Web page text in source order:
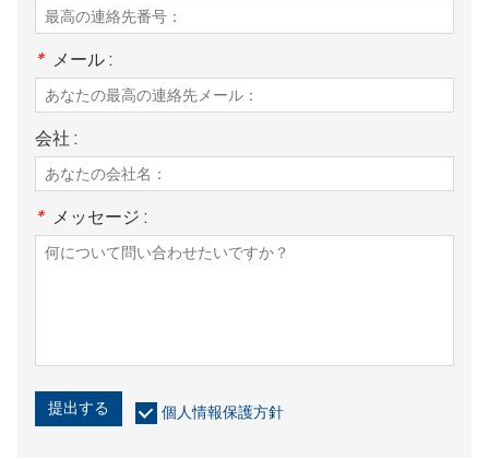
* メール :
会社 :
* メッセージ :
提出する 個人情報保護方針